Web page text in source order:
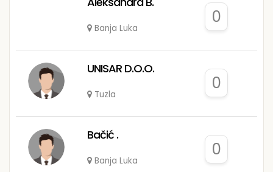
Banja Luka
0
UNISAR D.O.O.
Tuzla
0
Bačić .
Banja Luka
0